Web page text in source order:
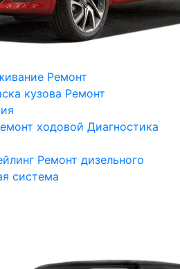
Ремонт
кузова Ремонт
ходовой Диагностика
Ремонт дизельного
система